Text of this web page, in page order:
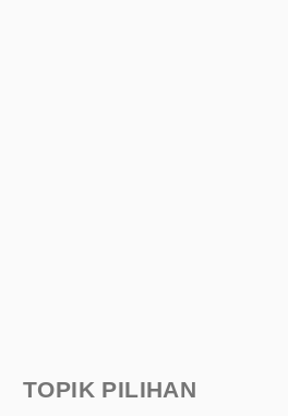
TOPIK PILIHAN